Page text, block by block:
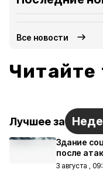
Все новости
Читайте
Лучшее за
Здание
после
3 августа ,